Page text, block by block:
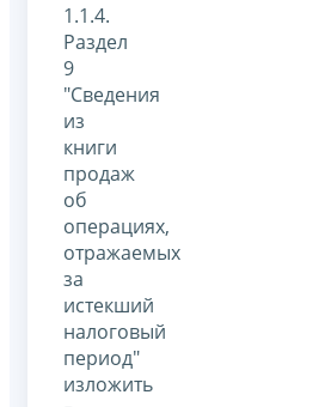
1.1.4.
Раздел
9
"Сведения
из
книги
продаж
об
операциях,
отражаемых
за
истекший
налоговый
период"
изложить